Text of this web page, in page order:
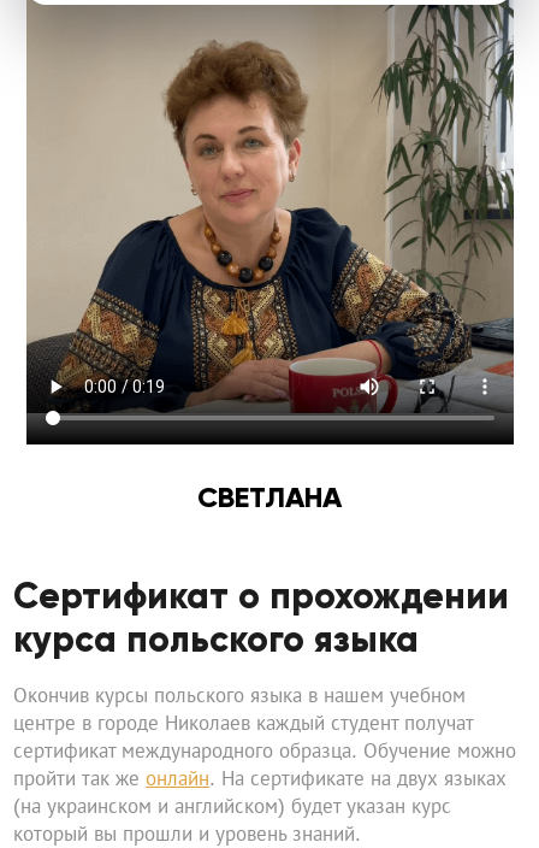
СВЕТЛАНА
Сертификат о прохождении
курса польского языка
Окончив курсы польского языка в нашем учебном
центре в городе Николаев каждый студент получат
сертификат международного образца. Обучение можно
пройти так жеонлайн. На сертификате на двух языках
(на украинском и английском) будет указан курс
который вы прошли и уровень знаний.